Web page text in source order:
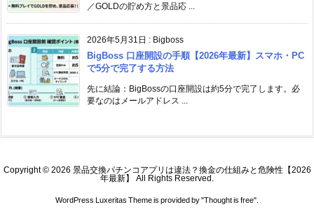
／GOLDの貯め方と景品応 ...
2026年5月31日 : Bigboss
BigBoss 口座開設の手順【2026年最新】スマホ・PC
で5分で完了する方法
先に結論：BigBossの口座開設は約5分で完了します。必
要なのはメールアドレス ...
Copyright © 2026 景品交換パチンコアプリは違法？換金の仕組みと危険性【2026
年最新】
All Rights Reserved.
WordPress Luxeritas Theme is provided by "Thought is free".